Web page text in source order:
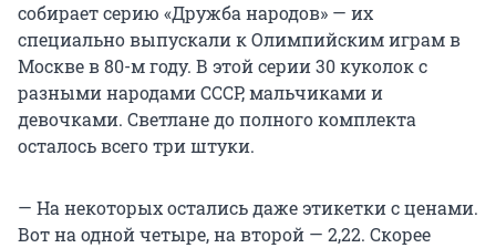
собирает серию «Дружба народов» — их
специально выпускали к Олимпийским играм в
Москве в 80-м году. В этой серии 30 куколок с
разными народами СССР, мальчиками и
девочками. Светлане до полного комплекта
осталось всего три штуки.
— На некоторых остались даже этикетки с ценами.
Вот на одной четыре, на второй — 2,22. Скорее